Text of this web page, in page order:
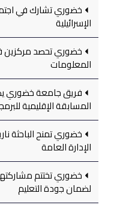
خضوري تشارك في
الإسرائيلية
خضوري تحصد
المعلومات
فريق جامعة خضوري
المسابقة الإقليمية
خضوري تمنح الباحثة
الإدارة العامة
خضوري تختتم
لضمان جودة التعليم